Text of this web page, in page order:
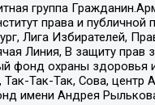
группа
права и
Лига Избирателей,
Линия, В защиту прав
фонд охраны
Так-Так-Так, Сова,
имени Андрея